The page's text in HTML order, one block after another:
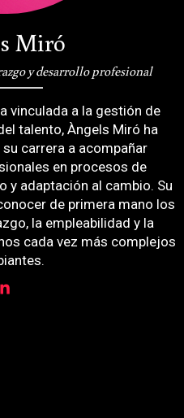
Miró
y desarrollo profesional
vinculada a la gestión de
talento, Àngels Miró ha
carrera a acompañar
en procesos de
adaptación al cambio. Su
de primera mano los
la empleabilidad y la
cada vez más complejos